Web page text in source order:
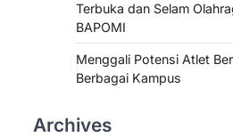
Terbuka dan Selam
BAPOMI
Menggali Potensi Atlet
Berbagai Kampus
Archives